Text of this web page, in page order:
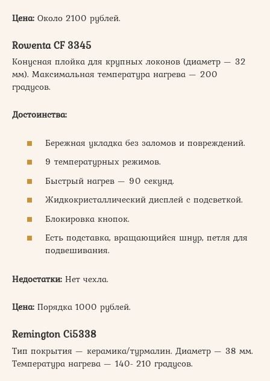
Цена: Около 2100 рублей.
Rowenta CF 3345
Конусная плойка для крупных локонов (диаметр — 32
мм). Максимальная температура нагрева — 200
градусов.
Достоинства:
Бережная укладка без заломов и повреждений.
9 температурных режимов.
Быстрый нагрев — 90 секунд.
Жидкокристаллический дисплей с подсветкой.
Блокировка кнопок.
Есть подставка, вращающийся шнур, петля для
подвешивания.
Недостатки: Нет чехла.
Цена: Порядка 1000 рублей.
Remington Ci5338
Тип покрытия — керамика/турмалин. Диаметр — 38 мм.
Температура нагрева — 140- 210 градусов.